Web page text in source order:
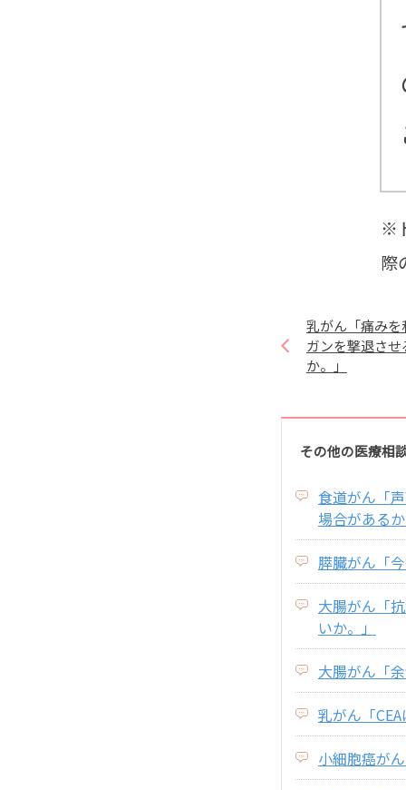
※
際
乳がん「痛みを
ガンを撃退さ
か。」
その他の医療相
食道がん「
場合がある
膵臓がん「
大腸がん「
いか。」
大腸がん「
乳がん「
小細胞癌が